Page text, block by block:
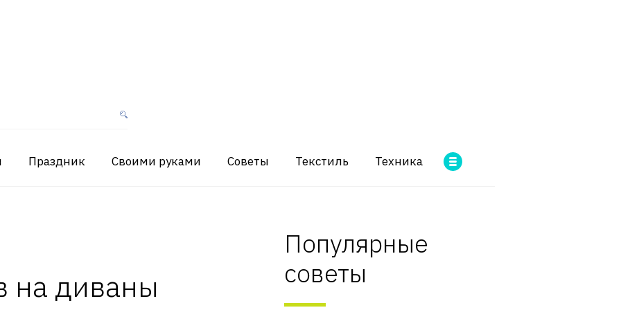
Праздник Своими руками Советы Текстиль Техника
на диваны
Популярные
советы